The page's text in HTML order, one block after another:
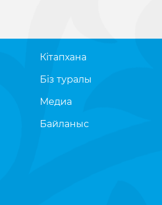
Кітапхана
Біз туралы
Медиа
Байланыс